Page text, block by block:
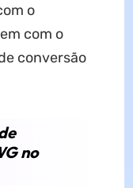
o
com o
conversão
no